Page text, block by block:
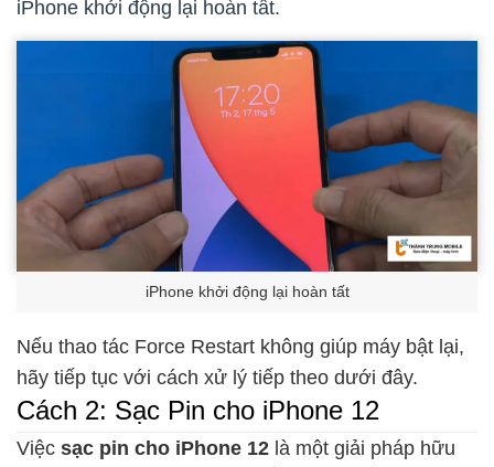
iPhone khởi động lại hoàn tất.
iPhone khởi động lại hoàn tất
Nếu thao tác Force Restart không giúp máy bật lại,
hãy tiếp tục với cách xử lý tiếp theo dưới đây.
Cách 2: Sạc Pin cho iPhone 12
Việc sạc pin cho iPhone 12 là một giải pháp hữu